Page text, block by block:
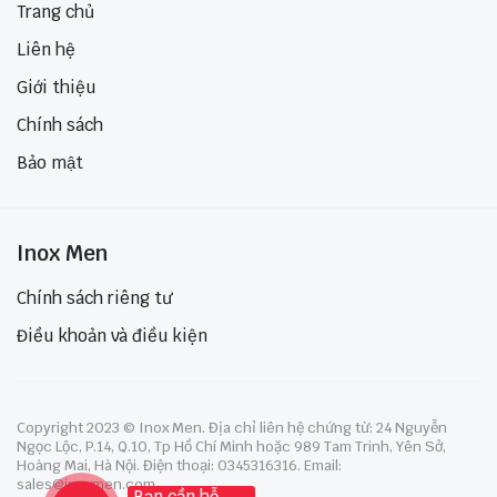
Trang chủ
Liên hệ
Giới thiệu
Chính sách
Bảo mật
Inox Men
Chính sách riêng tư
Điều khoản và điều kiện
Copyright 2023 © Inox Men. Địa chỉ liên hệ chứng từ: 24 Nguyễn
Ngọc Lộc, P.14, Q.10, Tp Hồ Chí Minh hoặc 989 Tam Trinh, Yên Sở,
Hoàng Mai, Hà Nội. Điện thoại: 0345316316. Email:
sales@inoxmen.com